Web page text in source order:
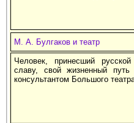
М. А. Булгаков и театр
Человек, принесший
славу, свой жизненный путь
консультантом Большого